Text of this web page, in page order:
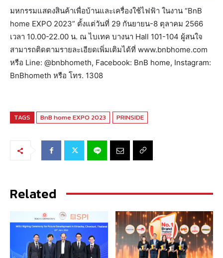
มหกรรมแสดงสินค้าเพื่อบ้านและเครื่องใช้ไฟฟ้า ในงาน “BnB
home EXPO 2023” ตั้งแต่วันที่ 29 กันยายน-8 ตุลาคม 2566
เวลา 10.00-22.00 น. ณ ไบเทค บางนา Hall 101-104 ผู้สนใจ
สามารถติดตามรายละเอียดเพิ่มเติมได้ที่ www.bnbhome.com
หรือ Line: @bnbhometh, Facebook: BnB home, Instagram:
BnBhometh หรือ โทร. 1308
TAGS BnB home EXPO 2023 PRINSIDE
Related